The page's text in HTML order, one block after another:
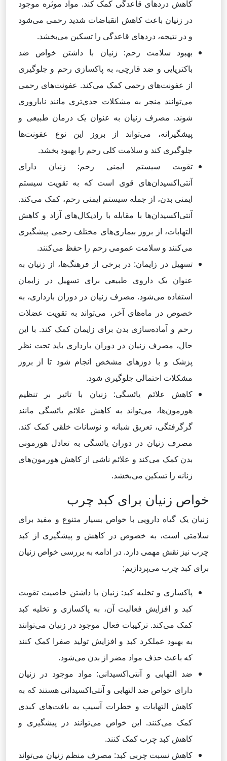
کاهش دردهای قاعدگی کمک کند. مواد موثره موجود
در زنیان باعث کاهش انقباضات شدید رحمی می‌شود
و در نتیجه، دردهای قاعدگی را تسکین می‌بخشد.
بهبود سلامت رحم: زنیان با داشتن خواص ضد
باکتریایی و ضد قارچی، به پاکسازی رحم و جلوگیری
از عفونت‌های رحمی کمک می‌کند. عفونت‌های رحمی
می‌توانند منجر به مشکلات جدی‌تری مانند ناباروری
شوند. مصرف زنیان به عنوان یک درمان طبیعی و
پیشگیرانه، می‌تواند از بروز این نوع عفونت‌ها
جلوگیری کند و سلامت کلی رحم را بهبود بخشد.
تقویت سیستم ایمنی رحم: زنیان دارای
آنتی‌اکسیدان‌های قوی است که به تقویت سیستم
ایمنی بدن، از جمله سیستم ایمنی رحم، کمک می‌کند.
آنتی‌اکسیدان‌ها با مقابله با رادیکال‌های آزاد و کاهش
التهابات، از بروز بیماری‌های مختلف رحمی پیشگیری
می‌کنند و سلامت عمومی رحم را حفظ می‌کنند.
تسهیل در زایمان: در برخی از فرهنگ‌ها، از زنیان به
عنوان یک داروی طبیعی برای تسهیل در زایمان
استفاده می‌شود. مصرف زنیان در دوران بارداری، به
خصوص در ماه‌های آخر، می‌تواند به تقویت عضلات
رحم و آماده‌سازی بدن برای زایمان کمک کند. با این
حال، مصرف زنیان در دوران بارداری باید تحت نظر
پزشک و با دوزهای مشخص انجام شود تا از بروز
مشکلات احتمالی جلوگیری شود.
کاهش علائم یائسگی: زنیان با تاثیر بر تنظیم
هورمون‌ها، می‌تواند به کاهش علائم یائسگی مانند
گرگرفتگی، تعریق شبانه و نوسانات خلقی کمک کند.
مصرف زنیان در دوران یائسگی به تعادل هورمونی
بدن کمک می‌کند و علائم ناشی از کاهش هورمون‌های
زنانه را تسکین می‌بخشد.
خواص زنیان برای کبد چرب
زنیان یک گیاه دارویی با خواص بسیار متنوع و مفید برای
سلامتی است، به خصوص در کاهش و پیشگیری از کبد
چرب نیز نقش مهمی دارد. در ادامه به بررسی خواص زنیان
برای کبد چرب می‌پردازیم:
پاکسازی و تخلیه کبد: زنیان با داشتن خاصیت تقویت
کبد و افزایش فعالیت آن، به پاکسازی و تخلیه کبد
کمک می‌کند. ترکیبات فعال موجود در زنیان می‌توانند
به بهبود عملکرد کبد و افزایش تولید صفرا کمک کنند
که باعث حذف مواد مضر از بدن می‌شود.
ضد التهابی و آنتی‌اکسیدانی: مواد موجود در زنیان
دارای خواص ضد التهابی و آنتی‌اکسیدانی هستند که به
کاهش التهابات و خطرات آسیب به بافت‌های کبدی
کمک می‌کنند. این خواص می‌توانند در پیشگیری و
کاهش کبد چرب کمک کنند.
کاهش نسبت چربی کبد: مصرف منظم زنیان می‌تواند